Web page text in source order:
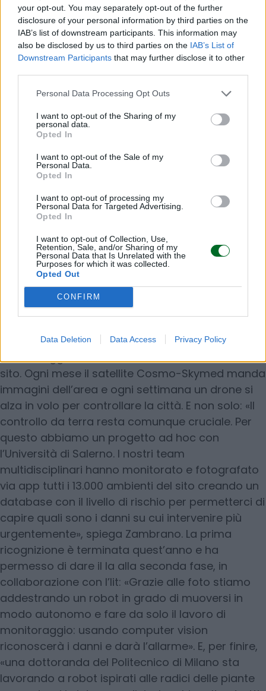
your opt-out. You may separately opt-out of the further
disclosure of your personal information by third parties on the
IAB’s list of downstream participants. This information may
also be disclosed by us to third parties on the IAB’s List of
Downstream Participants that may further disclose it to other
Personal Data Processing Opt Outs
I want to opt-out of the Sharing of my
personal data.
Opted In
I want to opt-out of the Sale of my
Personal Data.
Opted In
I want to opt-out of processing my
Personal Data for Targeted Advertising.
Opted In
I want to opt-out of Collection, Use,
Retention, Sale, and/or Sharing of my
Personal Data that Is Unrelated with the
Purposes for which it was collected.
Opted Out
CONFIRM
Data Deletion Data Access Privacy Policy
cui l’Iit. Alessandra Zambrano, ingegnere
responsabile per Pompei del progetto RePair,
spiega: «Ci servivano mani gentili come quelle
degli archeologi in carne e ossa, mosse però
dall’IA. La mole di frammenti è enorme: solo per la
Casa dei pittori sono 10.000. Prima si scansionano,
trasmette la “mappa” alla macchina».
La robotica ha un ruolo fondamentale anche nel
monitoraggio dello stato di conservazione del
sito. Ogni mese il satellite Cosmo-Skymed manda
immagini dell’area e ogni settimana un drone si
alza in volo per controllare la città. E non solo: «Il
controllo da terra resta comunque cruciale. Per
questo abbiamo un progetto ad hoc con
l’Università di Salerno. I nostri team
multidisciplinari hanno monitorato e fotografato
via app tutti i 13.000 ambienti del sito creando un
database con il livello di rischio per permetterci di
capire quali sono i danni su cui intervenire più
urgentemente», spiega Zambrano. La prima
ricognizione è terminata quest’anno e ha
permesso di dare il la alla seconda fase, in
collaborazione con l’Iit: «Grazie alle foto stiamo
addestrando un robot in grado di muoversi in
modo autonomo e fare da solo il lavoro di
monitoraggio: usando computer vision
riconoscerà i danni e darà l’allarme». E, per finire,
«una dottoranda del Politecnico di Milano sta
lavorando a robot ispirati alle radici delle piante